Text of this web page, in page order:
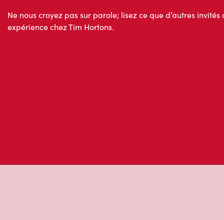
Ne nous croyez pas sur parole; lisez ce que d’autres
expérience chez Tim Hortons.